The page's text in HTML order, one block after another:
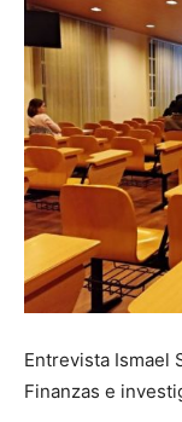
Entrevista Ismael
Finanzas e